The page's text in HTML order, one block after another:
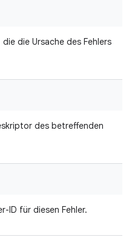
die die Ursache des Fehlers
des betreffenden
ID für diesen Fehler.